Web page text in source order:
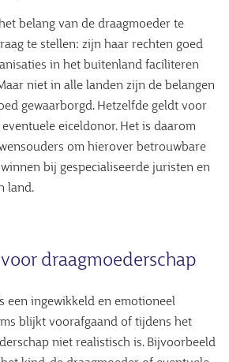
belang van de draagmoeder te
te stellen: zijn haar rechten goed
in het buitenland faciliteren
niet in alle landen zijn de belangen
gewaarborgd. Hetzelfde geldt voor
eiceldonor. Het is daarom
om hierover betrouwbare
bij gespecialiseerde juristen en
land.
draagmoederschap
een ingewikkeld en emotioneel
blijkt voorafgaand of tijdens het
niet realistisch is. Bijvoorbeeld